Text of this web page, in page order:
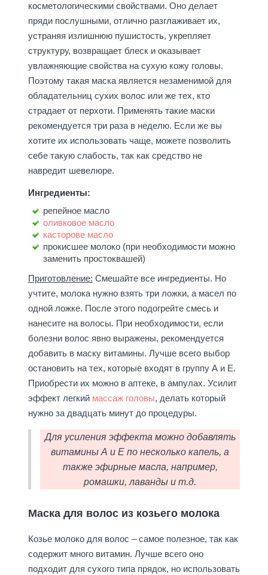
косметологическими свойствами. Оно делает
пряди послушными, отлично разглаживает их,
устраняя излишнюю пушистость, укрепляет
структуру, возвращает блеск и оказывает
увлажняющие свойства на сухую кожу головы.
Поэтому такая маска является незаменимой для
обладательниц сухих волос или же тех, кто
страдает от перхоти. Применять такие маски
рекомендуется три раза в неделю. Если же вы
хотите их использовать чаще, можете позволить
себе такую слабость, так как средство не
навредит шевелюре.
Ингредиенты:
репейное масло
оливковое масло
касторове масло
прокисшее молоко (при необходимости можно
заменить простоквашей)
Приготовление: Смешайте все ингредиенты. Но
учтите, молока нужно взять три ложки, а масел по
одной ложке. После этого подогрейте смесь и
нанесите на волосы. При необходимости, если
болезни волос явно выражены, рекомендуется
добавить в маску витамины. Лучше всего выбор
остановить на тех, которые входят в группу А и Е.
Приобрести их можно в аптеке, в ампулах. Усилит
эффект легкий массаж головы, делать который
нужно за двадцать минут до процедуры.
Для усиления эффекта можно добавлять
витамины А и Е по несколько капель, а
также эфирные масла, например,
ромашки, лаванды и т.д.
Маска для волос из козьего молока
Козье молоко для волос – самое полезное, так как
содержит много витамин. Лучше всего оно
подходит для сухого типа прядок, но использовать